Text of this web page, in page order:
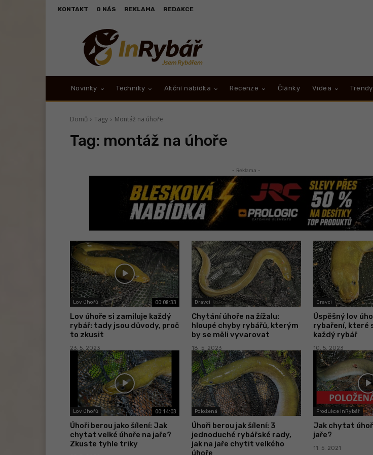
KONTAKT O NÁS REKLAMA REDAKCE
Novinky Techniky Akční nabídka Recenze Články Videa Trendy
Domů Tagy Montáž na úhoře
Tag: montáž na úhoře
- Reklama -
Lov úhořů 00:08:33
Lov úhoře si zamiluje každý
rybář: tady jsou důvody, proč
to zkusit
23. 5. 2023
Dravci
Chytání úhoře na žížalu:
hloupé chyby rybářů, kterým
by se měli vyvarovat
18. 5. 2023
Dravci
Úspěšný lov
rybaření, které
každý rybář
10. 5. 2023
Lov úhořů 00:14:03
Úhoři berou jako šílení: Jak
chytat velké úhoře na jaře?
Zkuste tyhle triky
Položená
Úhoři berou jak šílení: 3
jednoduché rybářské rady,
jak na jaře chytit velkého
úhoře
Produkce InRybář
Jak chytat
jaře?
11. 5. 2021